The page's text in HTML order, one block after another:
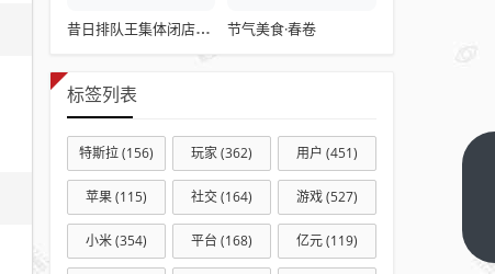
昔日排队王集体闭店风波波及浙江门店 节气美食·春卷
标签列表
特斯拉(156) 玩家(362) 用户 (451)
苹果(115) 社交(164) 游戏(527)
小米(354) 平台 (168) 亿元(119)